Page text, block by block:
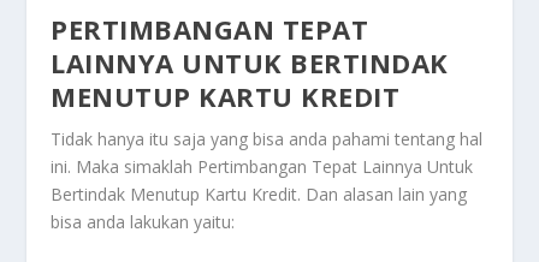
PERTIMBANGAN TEPAT
LAINNYA UNTUK BERTINDAK
MENUTUP KARTU KREDIT
Tidak hanya itu saja yang bisa anda pahami tentang hal
ini. Maka simaklah Pertimbangan Tepat Lainnya Untuk
Bertindak Menutup Kartu Kredit. Dan alasan lain yang
bisa anda lakukan yaitu: